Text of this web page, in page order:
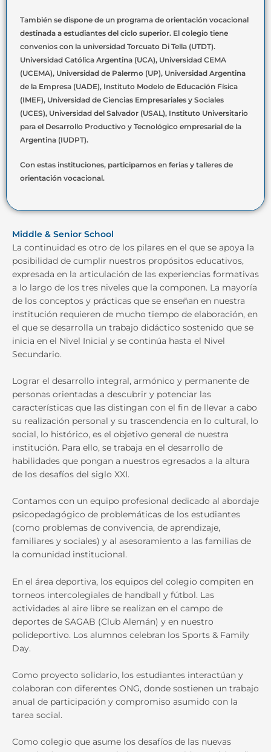
También se dispone de un programa de orientación vocacional
destinada a estudiantes del ciclo superior. El colegio tiene
convenios con la universidad Torcuato Di Tella (UTDT).
Universidad Católica Argentina (UCA), Universidad CEMA
(UCEMA), Universidad de Palermo (UP), Universidad Argentina
de la Empresa (UADE), Instituto Modelo de Educación Física
(IMEF), Universidad de Ciencias Empresariales y Sociales
(UCES), Universidad del Salvador (USAL), Instituto Universitario
para el Desarrollo Productivo y Tecnológico empresarial de la
Argentina (IUDPT).
Con estas instituciones, participamos en ferias y talleres de
orientación vocacional.
Middle & Senior School
La continuidad es otro de los pilares en el que se apoya la
posibilidad de cumplir nuestros propósitos educativos,
expresada en la articulación de las experiencias formativas
a lo largo de los tres niveles que la componen. La mayoría
de los conceptos y prácticas que se enseñan en nuestra
institución requieren de mucho tiempo de elaboración, en
el que se desarrolla un trabajo didáctico sostenido que se
inicia en el Nivel Inicial y se continúa hasta el Nivel
Secundario.
Lograr el desarrollo integral, armónico y permanente de
personas orientadas a descubrir y potenciar las
características que las distingan con el fin de llevar a cabo
su realización personal y su trascendencia en lo cultural, lo
social, lo histórico, es el objetivo general de nuestra
institución. Para ello, se trabaja en el desarrollo de
habilidades que pongan a nuestros egresados a la altura
de los desafíos del siglo XXI.
Contamos con un equipo profesional dedicado al abordaje
psicopedagógico de problemáticas de los estudiantes
(como problemas de convivencia, de aprendizaje,
familiares y sociales) y al asesoramiento a las familias de
la comunidad institucional.
En el área deportiva, los equipos del colegio compiten en
torneos intercolegiales de handball y fútbol. Las
actividades al aire libre se realizan en el campo de
deportes de SAGAB (Club Alemán) y en nuestro
polideportivo. Los alumnos celebran los Sports & Family
Day.
Como proyecto solidario, los estudiantes interactúan y
colaboran con diferentes ONG, donde sostienen un trabajo
anual de participación y compromiso asumido con la
tarea social.
Como colegio que asume los desafíos de las nuevas